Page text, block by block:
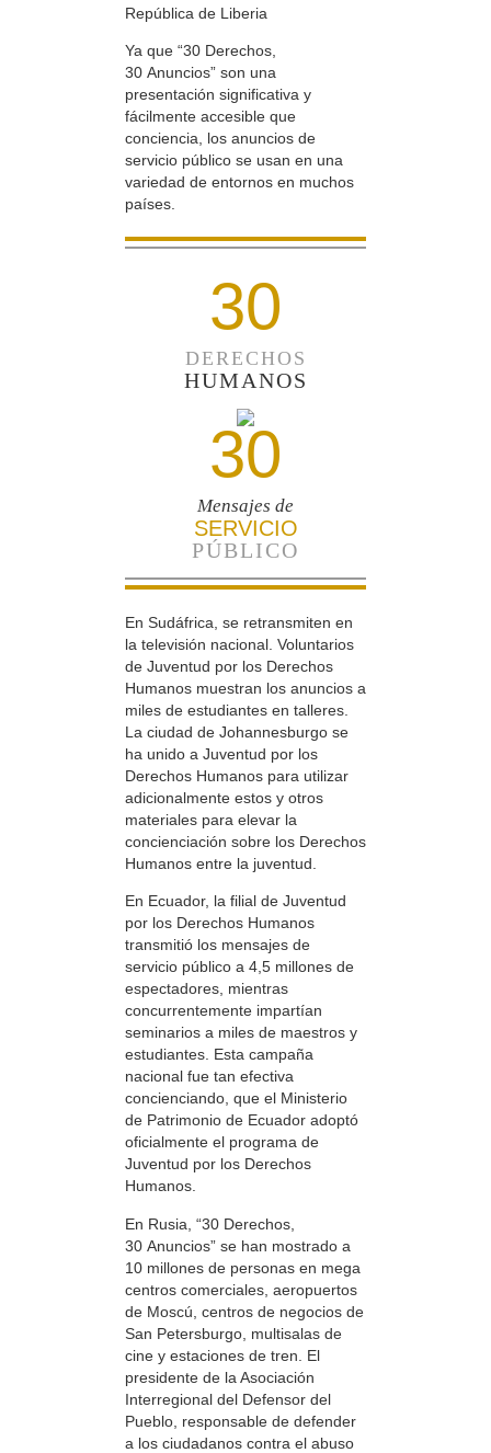
República de Liberia
Ya que “30 Derechos,
30 Anuncios” son una
presentación significativa y
fácilmente accesible que
conciencia, los anuncios de
servicio público se usan en una
variedad de entornos en muchos
países.
30
DERECHOS
HUMANOS
30
Mensajes de
SERVICIO
PÚBLICO
En Sudáfrica, se retransmiten en
la televisión nacional. Voluntarios
de Juventud por los Derechos
Humanos muestran los anuncios a
miles de estudiantes en talleres.
La ciudad de Johannesburgo se
ha unido a Juventud por los
Derechos Humanos para utilizar
adicionalmente estos y otros
materiales para elevar la
concienciación sobre los Derechos
Humanos entre la juventud.
En Ecuador, la filial de Juventud
por los Derechos Humanos
transmitió los mensajes de
servicio público a 4,5 millones de
espectadores, mientras
concurrentemente impartían
seminarios a miles de maestros y
estudiantes. Esta campaña
nacional fue tan efectiva
concienciando, que el Ministerio
de Patrimonio de Ecuador adoptó
oficialmente el programa de
Juventud por los Derechos
Humanos.
En Rusia, “30 Derechos,
30 Anuncios” se han mostrado a
10 millones de personas en mega
centros comerciales, aeropuertos
de Moscú, centros de negocios de
San Petersburgo, multisalas de
cine y estaciones de tren. El
presidente de la Asociación
Interregional del Defensor del
Pueblo, responsable de defender
a los ciudadanos contra el abuso